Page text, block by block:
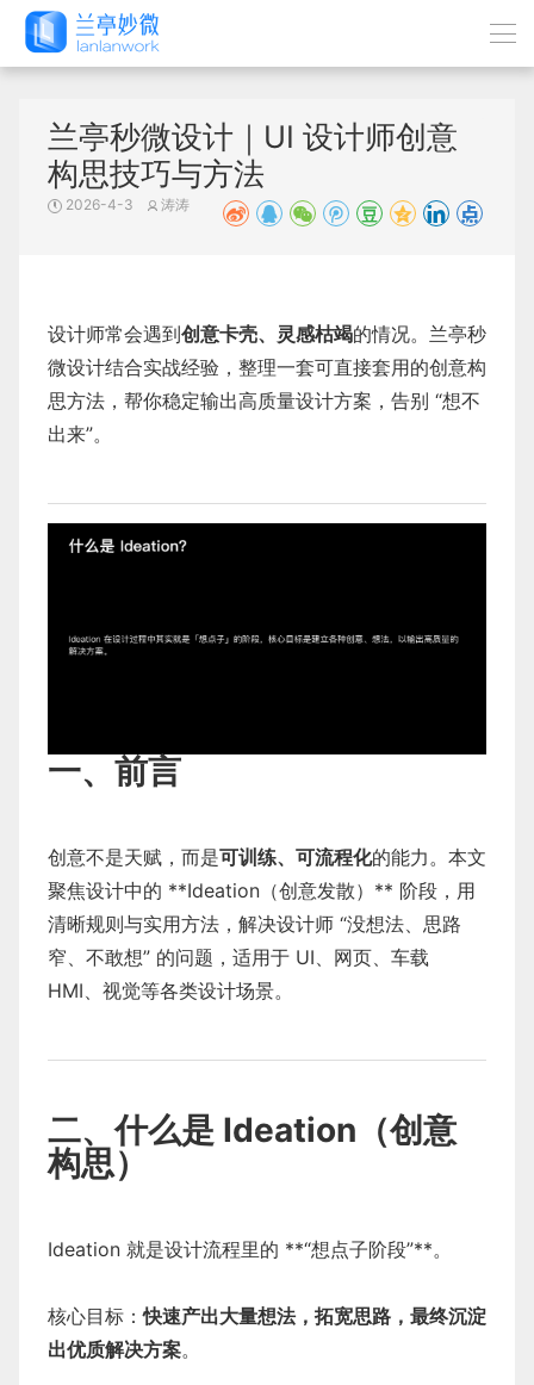
兰亭秒微设计｜UI 设计师创意
构思技巧与方法
2026-4-3 涛涛
设计师常会遇到创意卡壳、灵感枯竭的情况。兰亭秒
微设计结合实战经验，整理一套可直接套用的创意构
思方法，帮你稳定输出高质量设计方案，告别 “想不
出来”。
一、前言
创意不是天赋，而是可训练、可流程化的能力。本文
聚焦设计中的 **Ideation（创意发散）** 阶段，用
清晰规则与实用方法，解决设计师 “没想法、思路
窄、不敢想” 的问题，适用于 UI、网页、车载
HMI、视觉等各类设计场景。
二、什么是 Ideation（创意
构思）
Ideation 就是设计流程里的 **“想点子阶段”**。
核心目标：快速产出大量想法，拓宽思路，最终沉淀
出优质解决方案。